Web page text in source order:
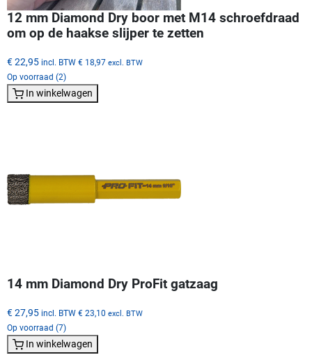
12 mm Diamond Dry boor met M14 schroefdraad
om op de haakse slijper te zetten
€ 22,95 incl. BTW € 18,97 excl. BTW
Op voorraad (2)
In winkelwagen
14 mm Diamond Dry ProFit gatzaag
€ 27,95 incl. BTW € 23,10 excl. BTW
Op voorraad (7)
In winkelwagen